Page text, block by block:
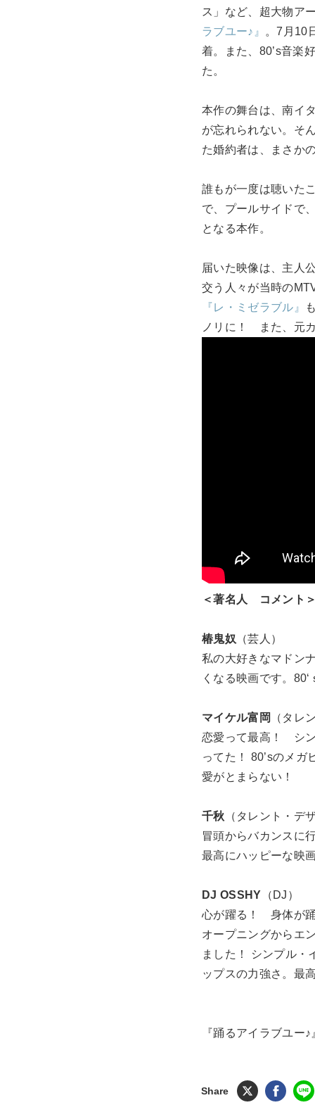
ス」など、超大物ア
ラブユー♪』
。7月10
着。また、80’s音楽
た。
本作の舞台は、南イ
が忘れられない。そ
た婚約者は、まさか
誰もが一度は聴いた
で、プールサイドで
となる本作。
届いた映像は、主人
交う人々が当時の
『レ・ミゼラブル』
ノリに！ また、元
＜著名人 コメント
椿鬼奴 （芸人）
私の大好きなマドン
くなる映画です。
マイケル富岡
（タレ
恋愛って最高！ シ
ってた！ 80’sのメ
愛がとまらない！
千秋 （タレント・デ
冒頭からバカンスに
最高にハッピーな映
DJ OSSHY （DJ）
心が躍る！ 身体が
オープニングからエ
ました！ シンプル・
ップスの力強さ。最
『踊るアイラブユー